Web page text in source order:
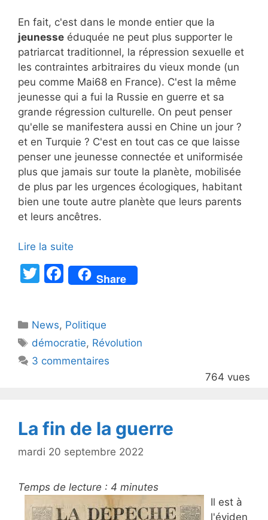
En fait, c'est dans le monde entier que la
jeunesse éduquée ne peut plus supporter le
patriarcat traditionnel, la répression sexuelle et
les contraintes arbitraires du vieux monde (un
peu comme Mai68 en France). C'est la même
jeunesse qui a fui la Russie en guerre et sa
grande régression culturelle. On peut penser
qu'elle se manifestera aussi en Chine un jour ?
et en Turquie ? C'est en tout cas ce que laisse
penser une jeunesse connectée et uniformisée
plus que jamais sur toute la planète, mobilisée
de plus par les urgences écologiques, habitant
bien une toute autre planète que leurs parents
et leurs ancêtres.
Lire la suite
T
er
F
a
e
b
o
Share
Catégories
News, Politique
Étiquettes
démocratie, Révolution
3 commentaires
764 vues
La fin de la guerre
mardi 20 septembre 2022
Temps de lecture : 4 minutes
Il est à
l'éviden